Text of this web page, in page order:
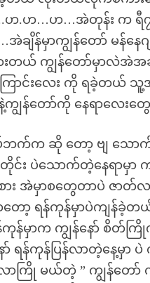
ါ့..ဟ.ဟ…ဟ…အဲတုန်း က
ျိန်မှာကျွန်တော် မန်နေ
ယ် ကျွန်တော်မှာလဲအဲအ
ြောင်းလေး ကို ရခဲ့တယ်
တော်ကို နေရာလေးတွ
ဘက်က ဆို တော့ ဗျ သေ
တိုင်း ပဲသောက်တဲ့နေရာ
အဲမှာစတွေတာပဲ ဇာ
ာ့ ရန်ကုန်မှာပဲကျန်ခဲ့တ
ကုန်မှာက ကျွန်နော် စိ
ရန်ကုန်ပြန်လာတဲ့နေ့မှာ
ြို မယ်တဲ့ ” ကျွန်တော် က